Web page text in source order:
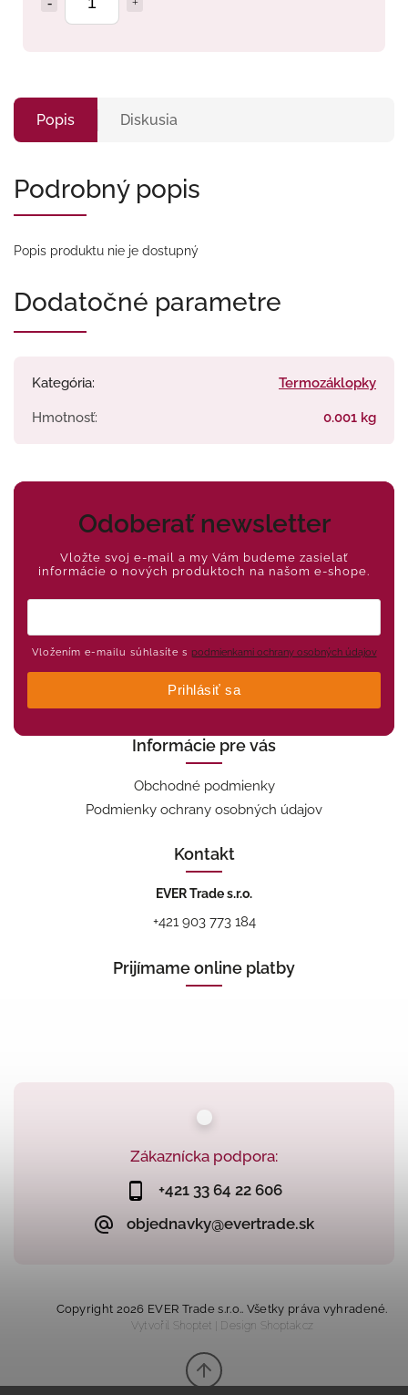
Popis Diskusia
Podrobný popis
Popis produktu nie je dostupný
Dodatočné parametre
Kategória: Termozáklopky
Hmotnosť: 0.001 kg
Zákaznícka podpora:
+421 33 64 22 606
objednavky@evertrade.sk
Odoberať newsletter
Vložte svoj e-mail a my Vám budeme zasielať
informácie o nových produktoch na našom e-shope.
Vložením e-mailu súhlasíte s podmienkami ochrany osobných údajov
Prihlásiť sa
Informácie pre vás
Obchodné podmienky
Podmienky ochrany osobných údajov
Kontakt
EVER Trade s.r.o.
+421 903 773 184
Prijímame online platby
Copyright 2026 EVER Trade s.r.o.. Všetky práva vyhradené.
Vytvořil Shoptet | Design Shoptak.cz